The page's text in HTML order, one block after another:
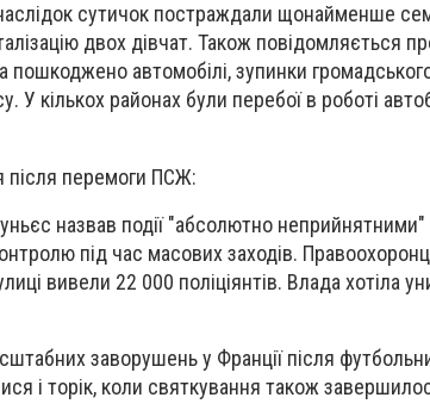
сутичок постраждали щонайменше
двох дівчат. Також повідомляється
автомобілі, зупинки
У кількох районах були перебої в роботі
після перемоги ПСЖ:
назвав події "абсолютно неприйнятними"
під час масових заходів.
вивели 22 000 поліціянтів. Влада хотіла
заворушень у Франції після
і торік, коли святкування також